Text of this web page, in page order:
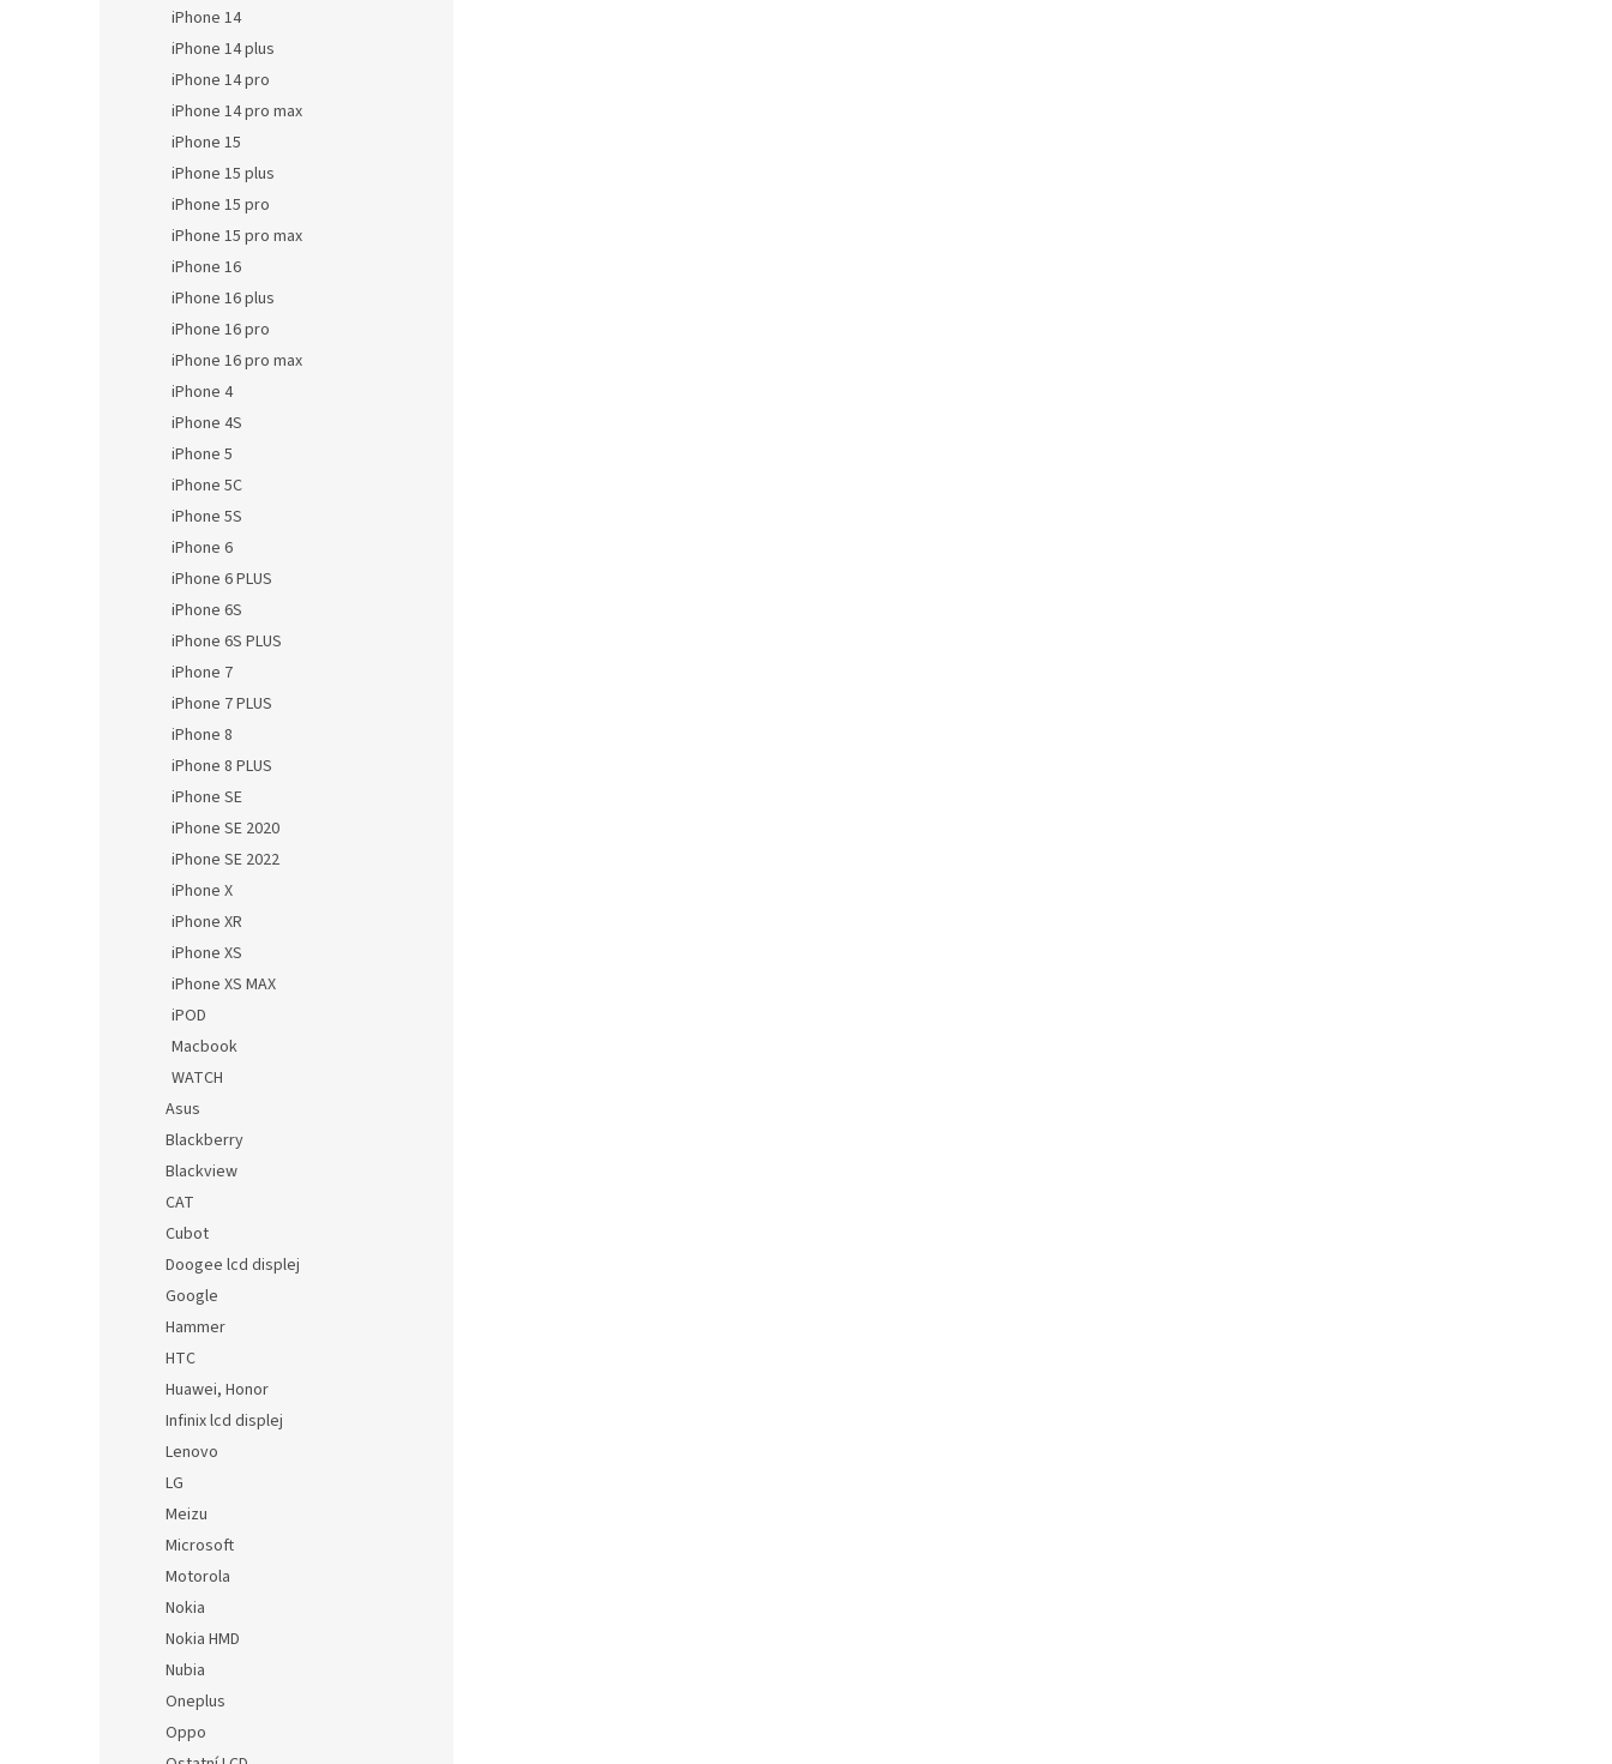
iPhone 14
iPhone 14 plus
iPhone 14 pro
iPhone 14 pro max
iPhone 15
iPhone 15 plus
iPhone 15 pro
iPhone 15 pro max
iPhone 16
iPhone 16 plus
iPhone 16 pro
iPhone 16 pro max
iPhone 4
iPhone 4S
iPhone 5
iPhone 5C
iPhone 5S
iPhone 6
iPhone 6 PLUS
iPhone 6S
iPhone 6S PLUS
iPhone 7
iPhone 7 PLUS
iPhone 8
iPhone 8 PLUS
iPhone SE
iPhone SE 2020
iPhone SE 2022
iPhone X
iPhone XR
iPhone XS
iPhone XS MAX
iPOD
Macbook
WATCH
Asus
Blackberry
Blackview
CAT
Cubot
Doogee lcd displej
Google
Hammer
HTC
Huawei, Honor
Infinix lcd displej
Lenovo
LG
Meizu
Microsoft
Motorola
Nokia
Nokia HMD
Nubia
Oneplus
Oppo